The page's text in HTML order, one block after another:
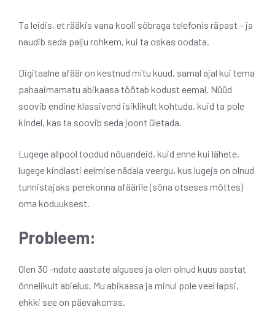
Ta leidis, et rääkis vana kooli sõbraga telefonis räpast – ja
naudib seda palju rohkem, kui ta oskas oodata.
Digitaalne afäär on kestnud mitu kuud, samal ajal kui tema
pahaaimamatu abikaasa töötab kodust eemal. Nüüd
soovib endine klassivend isiklikult kohtuda, kuid ta pole
kindel, kas ta soovib seda joont ületada.
Lugege allpool toodud nõuandeid, kuid enne kui lähete,
lugege kindlasti eelmise nädala veergu, kus lugeja on olnud
tunnistajaks perekonna afäärile (sõna otseses mõttes)
oma koduuksest.
Probleem:
Olen 30 -ndate aastate alguses ja olen olnud kuus aastat
õnnelikult abielus. Mu abikaasa ja minul pole veel lapsi,
ehkki see on päevakorras.